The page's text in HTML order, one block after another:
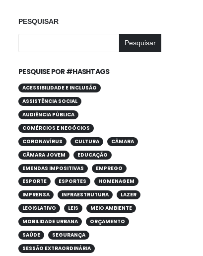
PESQUISAR
Pesquisar
PESQUISE POR #HASHTAGS
ACESSIBILIDADE E INCLUSÃO
ASSISTÊNCIA SOCIAL
AUDIÊNCIA PÚBLICA
COMÉRCIOS E NEGÓCIOS
CORONAVÍRUS
CULTURA
CÂMARA
CÂMARA JOVEM
EDUCAÇÃO
EMENDAS IMPOSITIVAS
EMPREGO
ESPORTE
ESPORTES
HOMENAGEM
IMPRENSA
INFRAESTRUTURA
LAZER
LEGISLATIVO
LEIS
MEIO AMBIENTE
MOBILIDADE URBANA
ORÇAMENTO
SAÚDE
SEGURANÇA
SESSÃO EXTRAORDINÁRIA